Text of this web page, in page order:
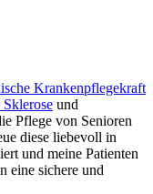
Krankenpflegekraft
und
Pflege von Senioren
diese liebevoll in
und meine Patienten
eine sichere und